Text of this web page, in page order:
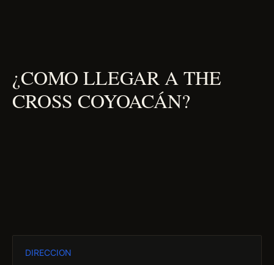
¿COMO LLEGAR A THE
CROSS COYOACÁN?
DIRECCION